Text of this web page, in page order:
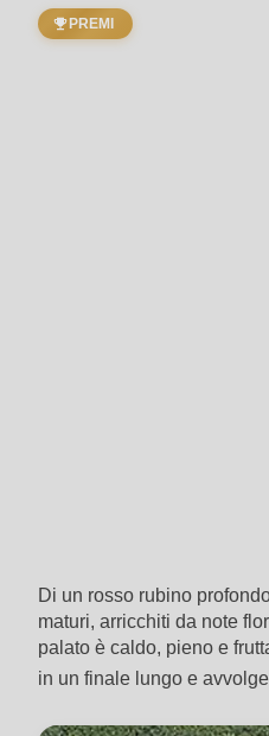
PREMI
Di un rosso rubino
maturi, arricchiti da note
palato è caldo, pieno e
in un finale lungo e